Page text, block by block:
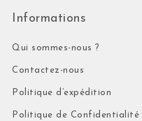
Informations
Qui sommes-nous ?
Contactez-nous
Politique d’expédition
Politique de Confidentialité